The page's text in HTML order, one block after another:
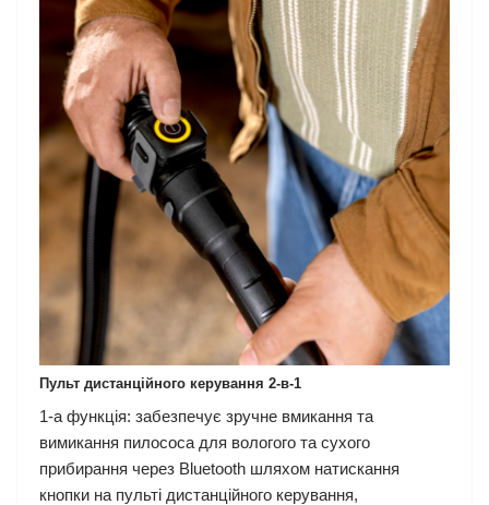
Пульт дистанційного керування 2-в-1
1-а функція: забезпечує зручне вмикання та
вимикання пилососа для вологого та сухого
прибирання через Bluetooth шляхом натискання
кнопки на пульті дистанційного керування,